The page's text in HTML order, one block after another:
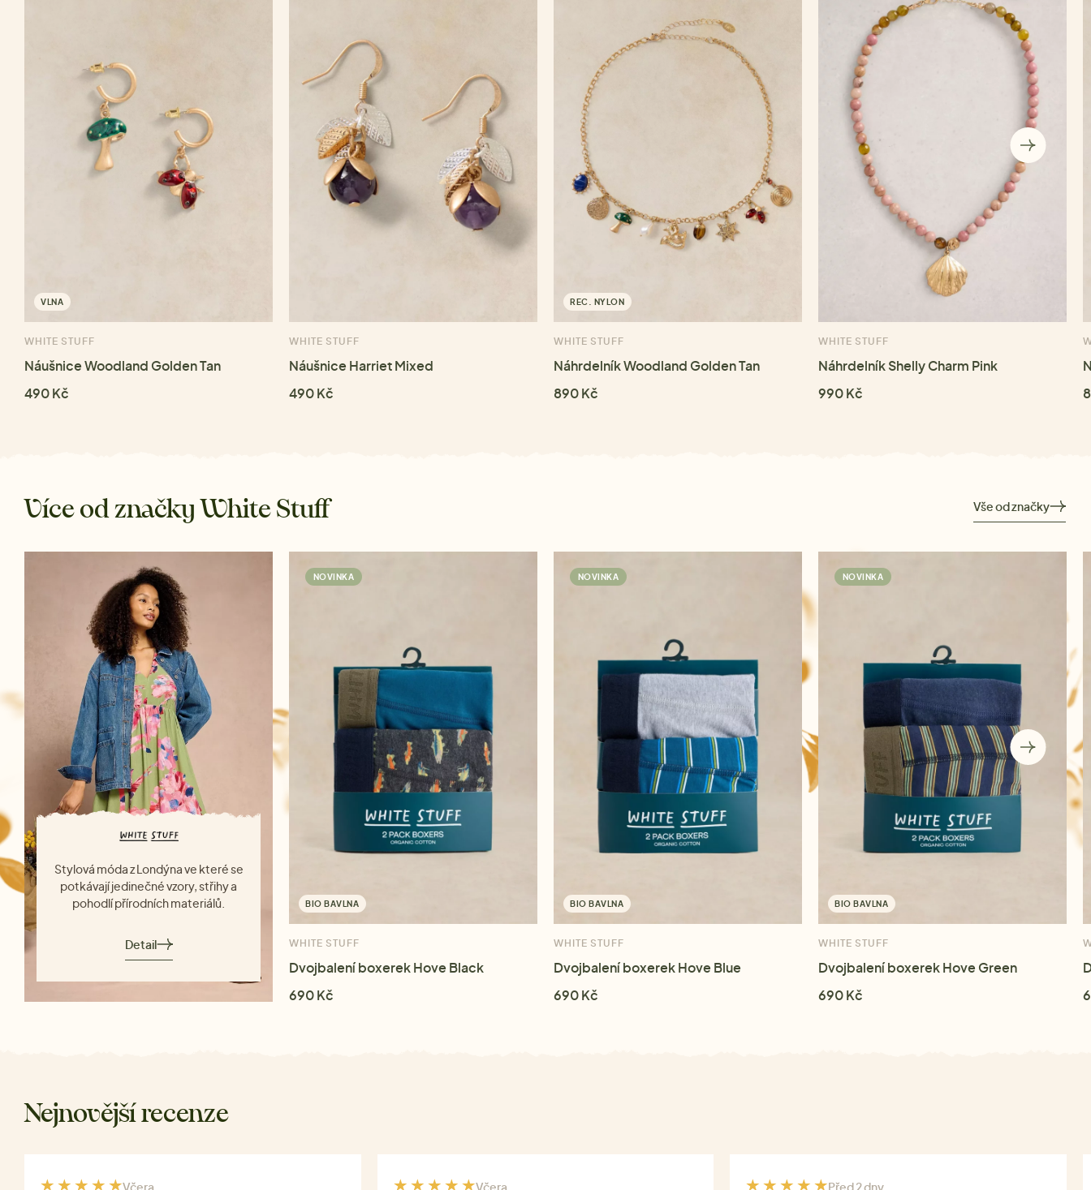
VLNA
WHITE STUFF
Náušnice Woodland Golden Tan
490 Kč
WHITE STUFF
Náušnice Harriet Mixed
490 Kč
REC. NYLON
WHITE STUFF
Náhrdelník Woodland Golden Tan
890 Kč
WHITE STUFF
Náhrdelník Shelly Charm Pink
990 Kč
Více od značky White Stuff Vše od značky
Stylová móda z Londýna ve které se
potkávají jedinečné vzory, střihy a
pohodlí přírodních materiálů.
Detail
NOVINKA
BIO BAVLNA
WHITE STUFF
Dvojbalení boxerek Hove Black
690 Kč
NOVINKA
BIO BAVLNA
WHITE STUFF
Dvojbalení boxerek Hove Blue
690 Kč
NOVINKA
BIO BAVLNA
WHITE STUFF
Dvojbalení boxerek Hove Green
690 Kč
Nejnovější recenze
Včera Včera Před 2 dny